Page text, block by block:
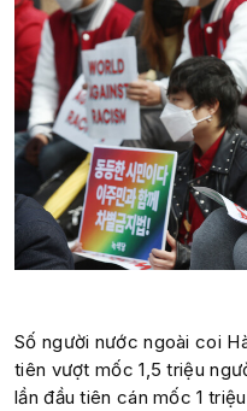
Số người nước ngoài coi
tiên vượt mốc 1,5 triệu
lần đầu tiên cán mốc 1